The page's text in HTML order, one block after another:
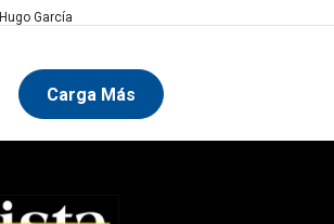
Hugo García
Carga Más